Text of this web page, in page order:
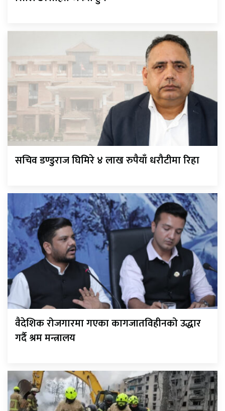
सचिव डण्डुराज घिमिरे ४ लाख रुपैयाँ धरौटीमा रिहा
वैदेशिक रोजगारमा गएका कागजातविहीनको उद्धार
गर्दै श्रम मन्त्रालय